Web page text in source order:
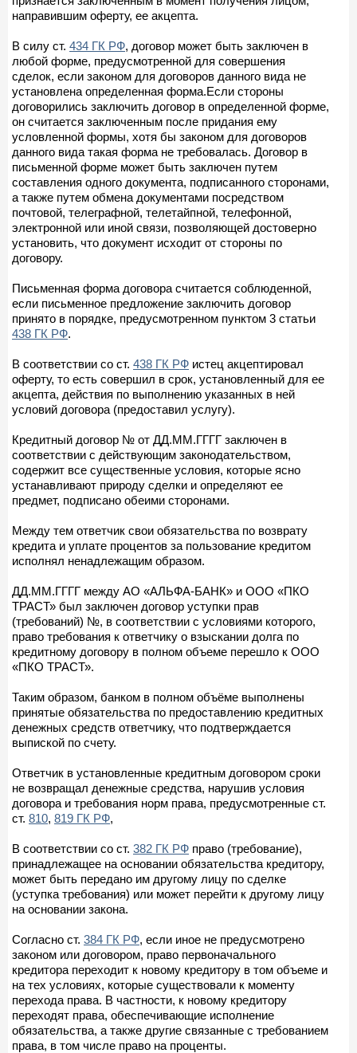
направившим оферту, ее акцепта.
В силу ст. 434 ГК РФ, договор может быть заключен в
любой форме, предусмотренной для совершения
сделок, если законом для договоров данного вида не
установлена определенная форма.Если стороны
договорились заключить договор в определенной форме,
он считается заключенным после придания ему
условленной формы, хотя бы законом для договоров
данного вида такая форма не требовалась. Договор в
письменной форме может быть заключен путем
составления одного документа, подписанного сторонами,
а также путем обмена документами посредством
почтовой, телеграфной, телетайпной, телефонной,
электронной или иной связи, позволяющей достоверно
установить, что документ исходит от стороны по
договору.
Письменная форма договора считается соблюденной,
если письменное предложение заключить договор
принято в порядке, предусмотренном пунктом 3 статьи
438 ГК РФ.
В соответствии со ст. 438 ГК РФ истец акцептировал
оферту, то есть совершил в срок, установленный для ее
акцепта, действия по выполнению указанных в ней
условий договора (предоставил услугу).
Кредитный договор № от ДД.ММ.ГГГГ заключен в
соответствии с действующим законодательством,
содержит все существенные условия, которые ясно
устанавливают природу сделки и определяют ее
предмет, подписано обеими сторонами.
Между тем ответчик свои обязательства по возврату
кредита и уплате процентов за пользование кредитом
исполнял ненадлежащим образом.
ДД.ММ.ГГГГ между АО «АЛЬФА-БАНК» и ООО «ПКО
ТРАСТ» был заключен договор уступки прав
(требований) №, в соответствии с условиями которого,
право требования к ответчику о взыскании долга по
кредитному договору в полном объеме перешло к ООО
«ПКО ТРАСТ».
Таким образом, банком в полном объёме выполнены
принятые обязательства по предоставлению кредитных
денежных средств ответчику, что подтверждается
выпиской по счету.
Ответчик в установленные кредитным договором сроки
не возвращал денежные средства, нарушив условия
договора и требования норм права, предусмотренные ст.
ст. 810, 819 ГК РФ,
В соответствии со ст. 382 ГК РФ право (требование),
принадлежащее на основании обязательства кредитору,
может быть передано им другому лицу по сделке
(уступка требования) или может перейти к другому лицу
на основании закона.
Согласно ст. 384 ГК РФ, если иное не предусмотрено
законом или договором, право первоначального
кредитора переходит к новому кредитору в том объеме и
на тех условиях, которые существовали к моменту
перехода права. В частности, к новому кредитору
переходят права, обеспечивающие исполнение
обязательства, а также другие связанные с требованием
права, в том числе право на проценты.